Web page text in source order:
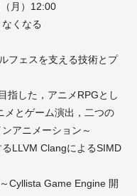
月）12:00
くなる
フェスを支える技術とプ
指した，アニメRPGとし
メとゲーム演出，二つの
アニメーション～
LLVM ClangによるSIMD
Cyllista Game Engine 開